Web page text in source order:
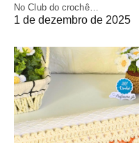
No Club do crochê…
1 de dezembro de 2025